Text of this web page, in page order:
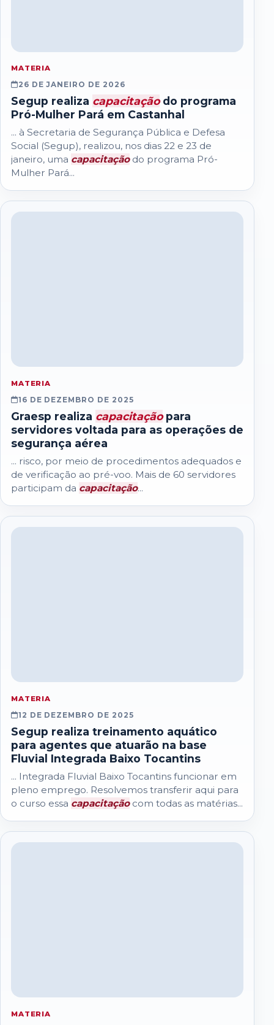
MATERIA
26 DE JANEIRO DE 2026
Segup realiza capacitaçãodo programa
Pró-Mulher Pará em Castanhal
... à Secretaria de Segurança Pública e Defesa
Social (Segup), realizou, nos dias 22 e 23 de
janeiro, uma capacitaçãodo programa Pró-
Mulher Pará...
MATERIA
16 DE DEZEMBRO DE 2025
Graesp realiza capacitaçãopara
servidores voltada para as operações de
segurança aérea
... risco, por meio de procedimentos adequados e
de verificação ao pré-voo. Mais de 60 servidores
participam da capacitação...
MATERIA
12 DE DEZEMBRO DE 2025
Segup realiza treinamento aquático
para agentes que atuarão na base
Fluvial Integrada Baixo Tocantins
... Integrada Fluvial Baixo Tocantins funcionar em
pleno emprego. Resolvemos transferir aqui para
o curso essa capacitaçãocom todas as matérias...
MATERIA